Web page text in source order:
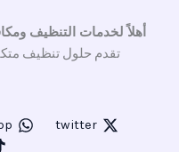
أهلاً لخدمات التنظيف
تقدم حلول تنظيف
twitter